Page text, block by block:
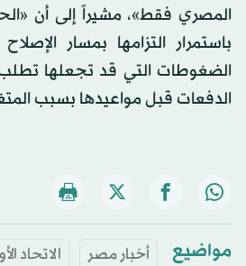
المصري فقط»، مشيراً إلى أن
باستمرار التزامها بمسار
الضغوطات التي قد تجعلها
الدفعات قبل مواعيدها بسبب
مواضيع أخبار مصر الاتحاد